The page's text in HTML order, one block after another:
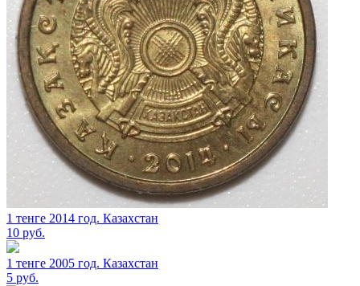
1 тенге 2014 год. Казахстан
10 руб.
1 тенге 2005 год. Казахстан
5 руб.